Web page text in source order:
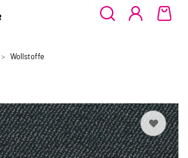
Wollstoffe